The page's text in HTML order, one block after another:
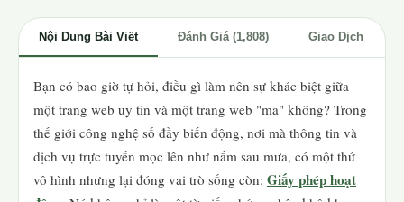
Nội Dung Bài Viết Đánh Giá (1,808) Giao Dịch
Bạn có bao giờ tự hỏi, điều gì làm nên sự khác biệt giữa
một trang web uy tín và một trang web "ma" không? Trong
thế giới công nghệ số đầy biến động, nơi mà thông tin và
dịch vụ trực tuyến mọc lên như nấm sau mưa, có một thứ
vô hình nhưng lại đóng vai trò sống còn: Giấy phép hoạt